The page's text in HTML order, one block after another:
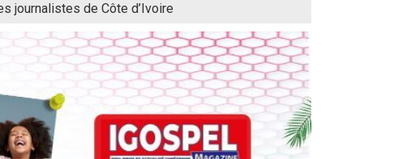
journalistes de Côte d’Ivoire